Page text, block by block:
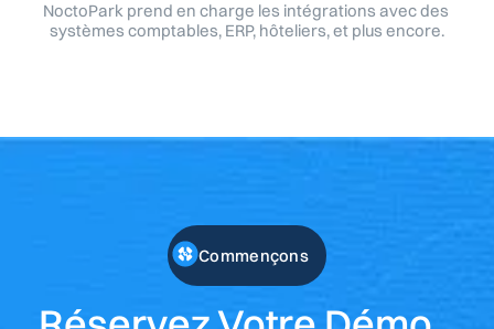
NoctoPark prend en charge les intégrations avec des
systèmes comptables, ERP, hôteliers, et plus encore.
Commençons